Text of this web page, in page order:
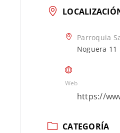
Parroquia
Noguera 11
Web
https://
CATEGORÍA